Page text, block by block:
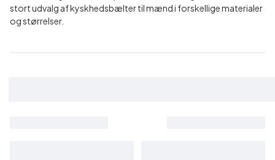
stort udvalg af kyskhedsbælter til mænd i forskellige materialer
og størrelser.